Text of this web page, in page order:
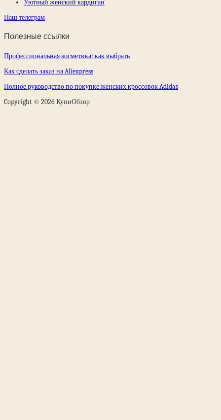
Уютный женский кардиган
Наш телеграм
Полезные ссылки
Профессиональная косметика: как выбрать
Как сделать заказ на Aliexpress
Полное руководство по покупке женских кроссовок Adidas
Copyright © 2026 КупиОбзор